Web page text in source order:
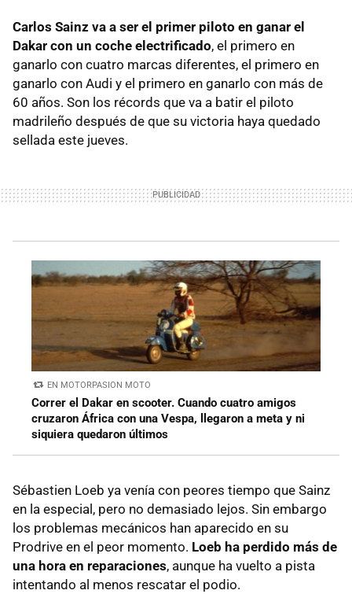
Carlos Sainz va a ser el primer piloto en ganar el
Dakar con un coche electrificado, el primero en
ganarlo con cuatro marcas diferentes, el primero en
ganarlo con Audi y el primero en ganarlo con más de
60 años. Son los récords que va a batir el piloto
madrileño después de que su victoria haya quedado
sellada este jueves.
EN MOTORPASION MOTO
Correr el Dakar en scooter. Cuando cuatro amigos
cruzaron África con una Vespa, llegaron a meta y ni
siquiera quedaron últimos
Sébastien Loeb ya venía con peores tiempo que Sainz
en la especial, pero no demasiado lejos. Sin embargo
los problemas mecánicos han aparecido en su
Prodrive en el peor momento. Loeb ha perdido más de
una hora en reparaciones, aunque ha vuelto a pista
intentando al menos rescatar el podio.